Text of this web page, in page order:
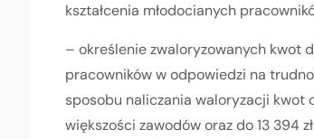
kształcenia młodocianych
– określenie zwaloryzowanych kwot
pracowników w odpowiedzi na
sposobu naliczania waloryzacji kwot
większości zawodów oraz do 13 394